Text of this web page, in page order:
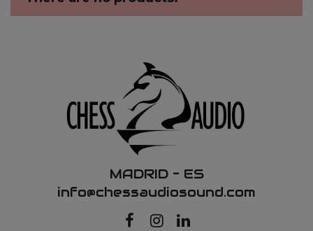
MADRID – ES
info@chessaudiosound.com